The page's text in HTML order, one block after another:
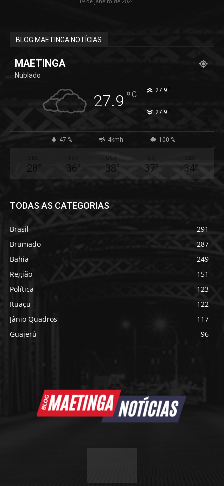
BLOG MAETINGA NOTÍCIAS
MAETINGA
Nublado
27.9 °C 27.9
27.9
47 % 4kmh 100 %
28° 36°
QUA
38° 37° 34°
TODAS AS CATEGORIAS
Brasil
291
Brumado
287
Bahia
249
Região
151
Política
123
Ituaçu
122
Jânio Quadros
117
Guajerú
96